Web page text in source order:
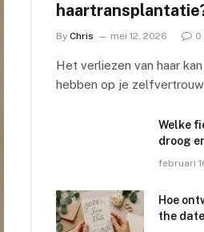
By Chris mei 12, 2026 0
Het verliezen van haar
hebben op je
Welke
droog
februari
Hoe
the